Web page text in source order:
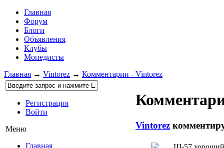
Главная
Форум
Блоги
Объявления
Клубы
Мопедисты
Главная → Vintorez → Комментарии - Vintorez
Регистрация
Войти
Меню
Главная
Vintorez